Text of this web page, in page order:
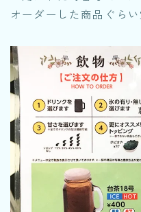
オーダーした商品ぐらい